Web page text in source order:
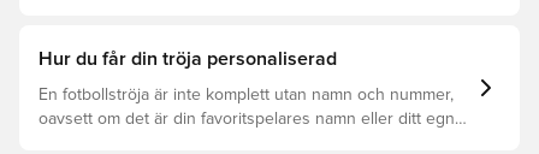
Hur du får din tröja personaliserad
En fotbollströja är inte komplett utan namn och nummer,
oavsett om det är din favoritspelares namn eller ditt egna.